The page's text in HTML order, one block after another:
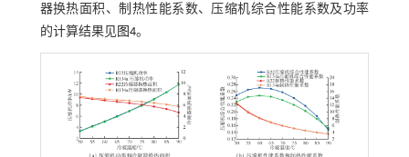
器换热面积、制热性能系数、压缩机综合性能系数及功率
的计算结果见图4。